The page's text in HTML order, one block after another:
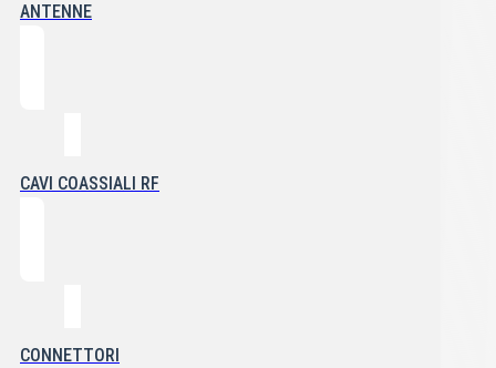
ANTENNE
CAVI COASSIALI RF
CONNETTORI